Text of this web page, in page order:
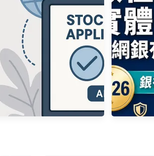
複委託匯率